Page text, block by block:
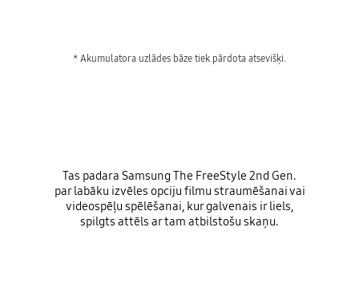
* Akumulatora uzlādes bāze tiek pārdota atsevišķi.
Tas padara Samsung The FreeStyle 2nd Gen.
par labāku izvēles opciju filmu straumēšanai vai
videospēļu spēlēšanai, kur galvenais ir liels,
spilgts attēls ar tam atbilstošu skaņu.